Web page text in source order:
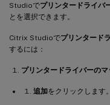
Studioでプリンタードライバ
とを選択できます。
Citrix Studioでプリンタード
するには：
プリンタードライバーの
追加をクリックします。